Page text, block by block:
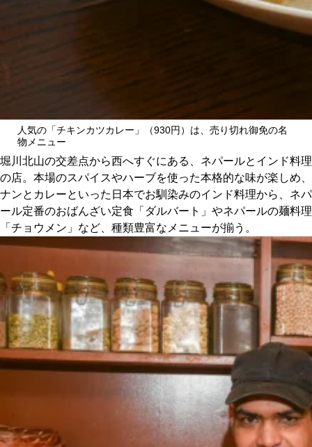
SERIES
カレーが好き
京都おやつクラブ
私と店のはなし
今月の京みやげ
京都の書店
CULTURE
人気の「チキンカツカレー」（930円）は、売り切れ御免の名
物メニュー
堀川北山の交差点から西へすぐにある、ネパールとインド料理
の店。本場のスパイスやハーブを使った本格的な味が楽しめ、
ナンとカレーといった日本でお馴染みのインド料理から、ネパ
ール定番のおばんざい定食「ダルバート」やネパールの麺料理
「チョウメン」など、種類豊富なメニューが揃う。